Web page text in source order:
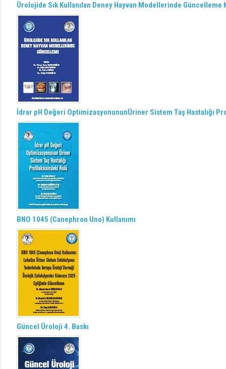
Ürolojide Sık Kullanılan Deney Hayvan Modellerinde Güncelleme
İdrar pH Değeri OptimizasyonununÜriner Sistem Taş Hastalığı
BNO 1045 (Canephron Uno) Kullanımı
Güncel Üroloji 4. Baskı